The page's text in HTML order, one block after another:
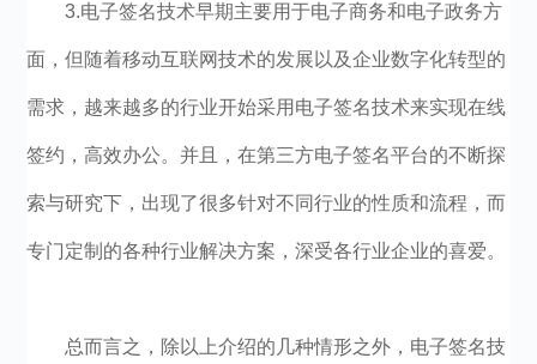
3.电子签名技术早期主要用于电子商务和电子政务方
面，但随着移动互联网技术的发展以及企业数字化转型的
需求，越来越多的行业开始采用电子签名技术来实现在线
签约，高效办公。并且，在第三方电子签名平台的不断探
索与研究下，出现了很多针对不同行业的性质和流程，而
专门定制的各种行业解决方案，深受各行业企业的喜爱。
总而言之，除以上介绍的几种情形之外，电子签名技